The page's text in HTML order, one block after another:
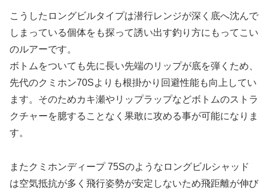
こうしたロングビルタイプは潜行レンジが深く底へ沈んで
しまっている個体をも探って誘い出す釣り方にもってこい
のルアーです。
ボトムをついても先に長い先端のリップが底を弾くため、
先代のクミホン70Sよりも根掛かり回避性能も向上してい
ます。そのためカキ瀬やリップラップなどボトムのストラ
クチャーを臆することなく果敢に攻める事が可能になりま
す。
またクミホンディープ 75Sのようなロングビルシャッド
は空気抵抗が多く飛行姿勢が安定しないため飛距離が伸び